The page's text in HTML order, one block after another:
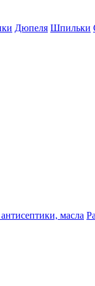
Дюпеля Шпильки
масла